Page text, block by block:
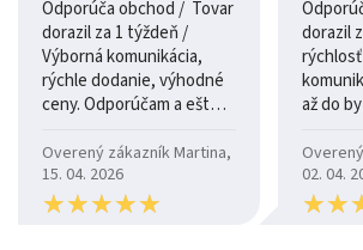
funkčný nábytok s čistými líniami.
Údržba
pravidelne utierajte prach suchou
handričkou
používajtejemné čistiace
Odporúča obchod / Tovar
dorazil za 1 týždeň /
Výborná komunikácia,
rýchle dodanie, výhodné
ceny. Odporúčam a ešte
Overený zákazník Martina,
15. 04. 2026
★★★★★
★★★★★
dorazil
až do
02. 04.
★★
★★